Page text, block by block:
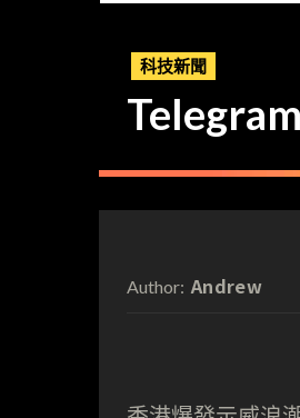
科技新聞
Author: Andrew